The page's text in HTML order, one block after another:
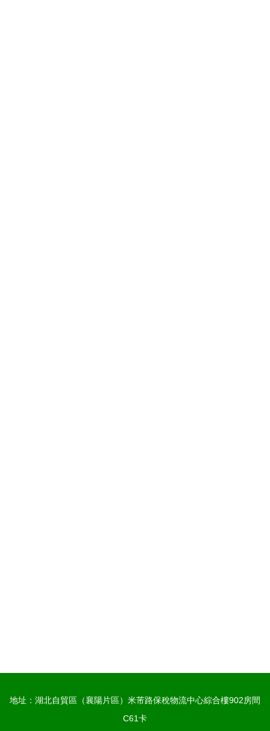
地址：湖北自貿區（襄陽片區）米芾路保稅物流中心綜合樓902房間
C61卡